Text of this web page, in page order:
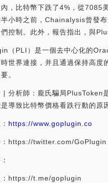
，比特幣下跌了4%，從7085
半小時之前，Chainalysis曾發
控制。此外，報告指出，與
（PLI）是一個去中心化的
世界連接，并且通過保持高
。
| 分析師：龐氏騙局PlusToken
導致比特幣價格看跌行動的
https://www.goplugin.co
：https://twitter.com/GoPlugin
：https://t.me/goplugin